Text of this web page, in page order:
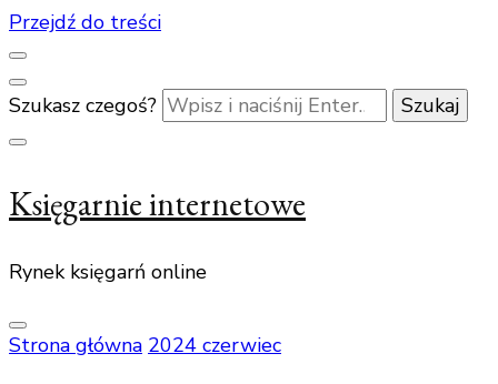
Przejdź do treści
Szukasz czegoś?
Księgarnie internetowe
Rynek księgarń online
Strona główna 2024 czerwiec